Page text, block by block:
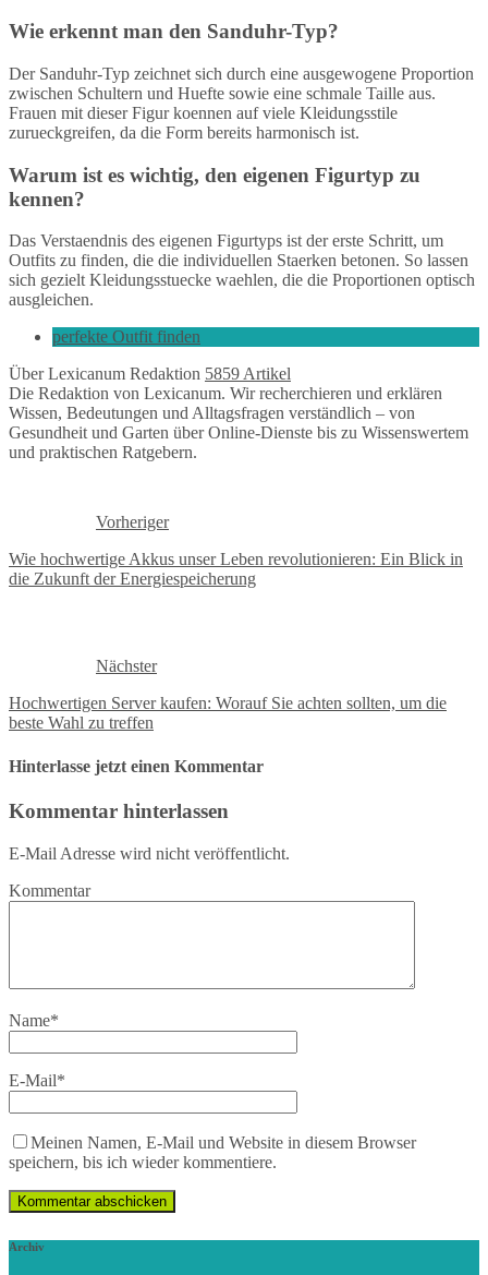
Wie erkennt man den Sanduhr-Typ?
Der Sanduhr-Typ zeichnet sich durch eine ausgewogene Proportion
zwischen Schultern und Huefte sowie eine schmale Taille aus.
Frauen mit dieser Figur koennen auf viele Kleidungsstile
zurueckgreifen, da die Form bereits harmonisch ist.
Warum ist es wichtig, den eigenen Figurtyp zu
kennen?
Das Verstaendnis des eigenen Figurtyps ist der erste Schritt, um
Outfits zu finden, die die individuellen Staerken betonen. So lassen
sich gezielt Kleidungsstuecke waehlen, die die Proportionen optisch
ausgleichen.
perfekte Outfit finden
Über Lexicanum Redaktion 5859 Artikel
Die Redaktion von Lexicanum. Wir recherchieren und erklären
Wissen, Bedeutungen und Alltagsfragen verständlich – von
Gesundheit und Garten über Online-Dienste bis zu Wissenswertem
und praktischen Ratgebern.
Vorheriger
Wie hochwertige Akkus unser Leben revolutionieren: Ein Blick in
die Zukunft der Energiespeicherung
Nächster
Hochwertigen Server kaufen: Worauf Sie achten sollten, um die
beste Wahl zu treffen
Hinterlasse jetzt einen Kommentar
Kommentar hinterlassen
E-Mail Adresse wird nicht veröffentlicht.
Kommentar
Name*
E-Mail*
Meinen Namen, E-Mail und Website in diesem Browser
speichern, bis ich wieder kommentiere.
Archiv